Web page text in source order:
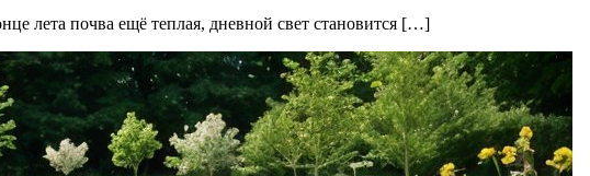
лета почва ещё теплая, дневной свет становится […]